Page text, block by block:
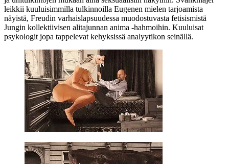
leikkii kuuluisimmilla tulkinnoilla Eugenen mielen tarjoamista
näyistä, Freudin varhaislapsuudessa muodostuvasta fetisismistä
Jungin kollektiivisen alitajunnan anima ‑hahmoihin. Kuuluisat
psykologit jopa tappelevat kehyksissä analyytikon seinällä.